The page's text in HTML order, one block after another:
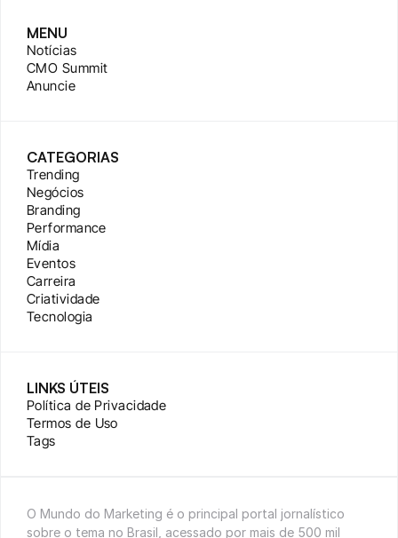
MENU
Notícias
CMO Summit
Anuncie
CATEGORIAS
Trending
Negócios
Branding
Performance
Mídia
Eventos
Carreira
Criatividade
Tecnologia
LINKS ÚTEIS
Política de Privacidade
Termos de Uso
Tags
O Mundo do Marketing é o principal portal jornalístico
sobre o tema no Brasil, acessado por mais de 500 mil